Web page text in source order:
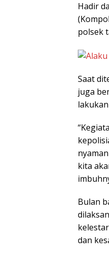
Hadir
polsek
Saat
juga
kita
Bulan
dan